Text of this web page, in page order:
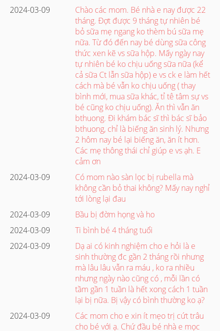
2024-03-09
Chào các mom. Bé nhà e nay được 22
tháng. Đợt được 9 tháng tự nhiên bé
bỏ sữa mẹ ngang ko thèm bú sữa mẹ
nữa. Từ đó đến nay bé dùng sữa công
thức xen kẽ vs sữa hộp. Mấy ngày nay
tự nhiên bé ko chịu uống sữa nữa (kể
cả sữa Ct lẫn sữa hộp) e vs ck e làm hết
cách mà bé vẫn ko chịu uống ( thay
bình mới, mua sữa khác, tỉ tê tâm sự vs
bé cũng ko chịu uống). Ăn thì vẫn ăn
bthuong. Đi khám bác sĩ thì bác sĩ bảo
bthuong, chỉ là biếng ăn sinh lý. Nhưng
2 hôm nay bé lại biếng ăn, ăn ít hơn.
Các mẹ thông thái chỉ giúp e vs ạh. E
cảm ơn
2024-03-09
Có mom nào sàn lọc bị rubella mà
không cần bỏ thai không? Mấy nay nghỉ
tới lòng lại đau
2024-03-09
Bầu bị đờm họng và ho
2024-03-09
Ti bình bé 4 tháng tuổi
2024-03-09
Dạ ai có kinh nghiệm cho e hỏi là e
sinh thường đc gần 2 tháng rồi nhưng
mà lâu lâu vẫn ra máu , ko ra nhiều
nhưng ngày nào cũng có , mỗi lần có
tầm gần 1 tuần là hết xong cách 1 tuần
lại bị nữa. Bị vậy có bình thường ko ạ?
2024-03-09
Các mom cho e xin ít mẹo trị cứt trâu
cho bé với ạ. Chứ đầu bé nhà e mọc